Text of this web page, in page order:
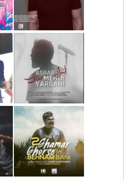
دانلود آهنگ جدید رضا
بهرام بنام نگار
دانلود آهنگ جدید مهدی
یراحی بنام اسرار